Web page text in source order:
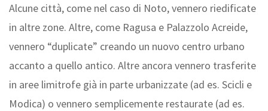
Alcune città, come nel caso di Noto, vennero riedificate
in altre zone. Altre, come Ragusa e Palazzolo Acreide,
vennero “duplicate” creando un nuovo centro urbano
accanto a quello antico. Altre ancora vennero trasferite
in aree limitrofe già in parte urbanizzate (ad es. Scicli e
Modica) o vennero semplicemente restaurate (ad es.